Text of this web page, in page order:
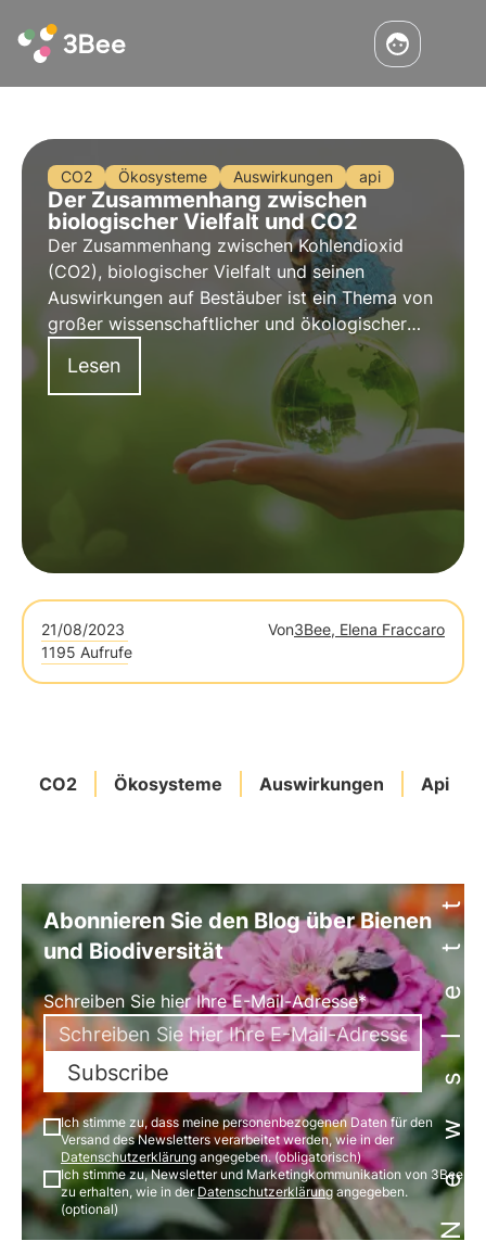
CO2 Ökosysteme Auswirkungen api
Der Zusammenhang zwischen
biologischer Vielfalt und CO2
Der Zusammenhang zwischen Kohlendioxid
(CO2), biologischer Vielfalt und seinen
Auswirkungen auf Bestäuber ist ein Thema von
großer wissenschaftlicher und ökologischer
Relevanz, da es sich um eine komplexe
Wechselwirkung zwischen Klimawandel,
natürlicher Umwelt und der Gesundheit
bestäubender Insekten handelt.
Lesen
21/08/2023 Von3Bee, Elena Fraccaro
1195 Aufrufe
CO2 Ökosysteme Auswirkungen ApiNewsletter
Abonnieren Sie den Blog über Bienen
und Biodiversität
Schreiben Sie hier Ihre E-Mail-Adresse*
Subscribe
Ich stimme zu, dass meine personenbezogenen Daten für den
Versand des Newsletters verarbeitet werden, wie in der
Datenschutzerklärung angegeben. (obligatorisch)
Ich stimme zu, Newsletter und Marketingkommunikation von 3Bee
zu erhalten, wie in derDatenschutzerklärungangegeben.
(optional)